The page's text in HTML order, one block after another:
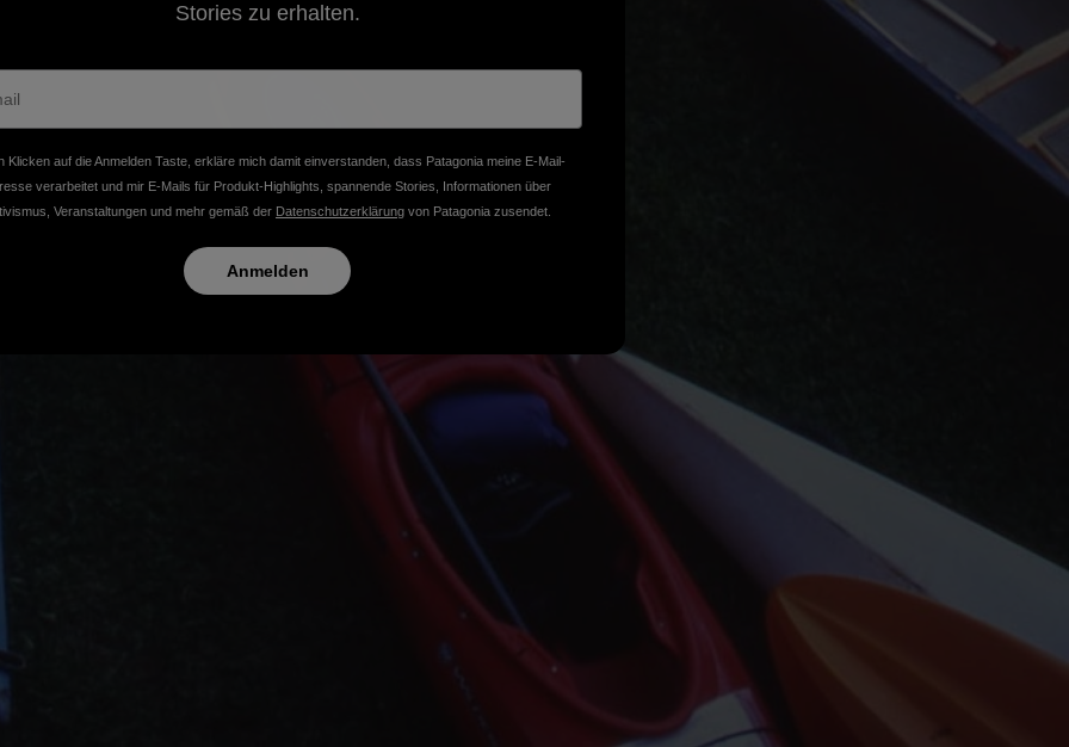
Stories zu erhalten.
Klicken auf die Anmelden Taste, erkläre mich damit einverstanden, dass Patagonia meine E-Mail-
verarbeitet und mir E-Mails für Produkt-Highlights, spannende Stories, Informationen über
Veranstaltungen und mehr gemäß der Datenschutzerklärung von Patagonia zusendet.
Anmelden